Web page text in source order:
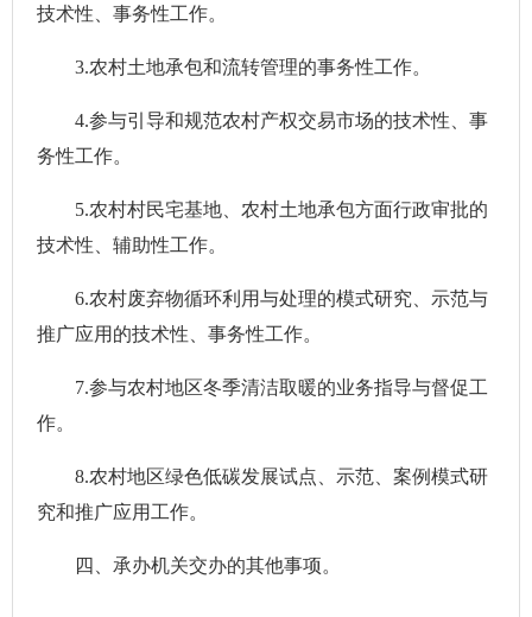
技术性、事务性工作。
3.农村土地承包和流转管理的事务性工作。
4.参与引导和规范农村产权交易市场的技术性、事
务性工作。
5.农村村民宅基地、农村土地承包方面行政审批的
技术性、辅助性工作。
6.农村废弃物循环利用与处理的模式研究、示范与
推广应用的技术性、事务性工作。
7.参与农村地区冬季清洁取暖的业务指导与督促工
作。
8.农村地区绿色低碳发展试点、示范、案例模式研
究和推广应用工作。
四、承办机关交办的其他事项。